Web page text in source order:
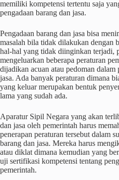
memiliki kompetensi tertentu saja
pengadaan barang dan jasa.
Pengadaan barang dan jasa bisa
masalah bila tidak dilakukan dengan
hal-hal yang tidak diinginkan terjadi,
mengeluarkan beberapa peraturan
dijadikan acuan atau pedoman dalam
jasa. Ada banyak peraturan dimana
yang keluar merupakan bentuk
lama yang sudah ada.
Aparatur Sipil Negara yang akan
dan jasa oleh pemerintah harus
penerapan peraturan tersebut dalam
barang dan jasa. Mereka harus
atau diklat dimana kemudian yang
uji sertifikasi kompetensi tentang
pemerintah.